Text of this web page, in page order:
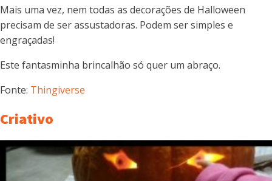
Mais uma vez, nem todas as decorações de Halloween
precisam de ser assustadoras. Podem ser simples e
engraçadas!
Este fantasminha brincalhão só quer um abraço.
Fonte: Thingiverse
Criativo